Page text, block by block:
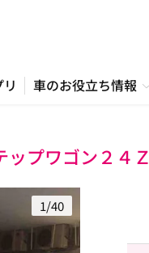
車のお役立ち情報
ップワゴン２４Ｚ
1/40